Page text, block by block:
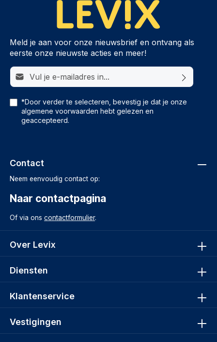
Meld je aan voor onze nieuwsbrief en ontvang als
eerste onze nieuwste acties en meer!
E-mailadres*
*Door verder te selecteren, bevestig je dat je onze
algemene voorwaarden hebt gelezen en
geaccepteerd.
Contact
Neem eenvoudig contact op:
Naar contactpagina
Of via ons contactformulier.
Over Levix
Diensten
Klantenservice
Vestigingen